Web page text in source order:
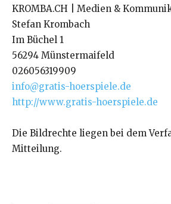
KROMBA.CH | Medien &
Stefan Krombach
Im Büchel 1
56294 Münstermaifeld
026056319909
info@gratis-hoerspiele.de
http://www.gratis-hoerspiele.de
Die Bildrechte liegen bei dem
Mitteilung.